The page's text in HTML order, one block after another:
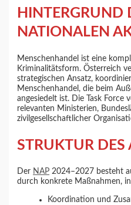
HINTERGRUND
NATIONALEN
Menschenhandel ist eine
Kriminalitätsform. Österreich
strategischen Ansatz,
Menschenhandel, die beim
angesiedelt ist. Die Task Force
relevanten Ministerien,
zivilgesellschaftlicher
STRUKTUR
Der NAP 2024–2027 besteht
durch konkrete Maßnahmen,
Koordination und